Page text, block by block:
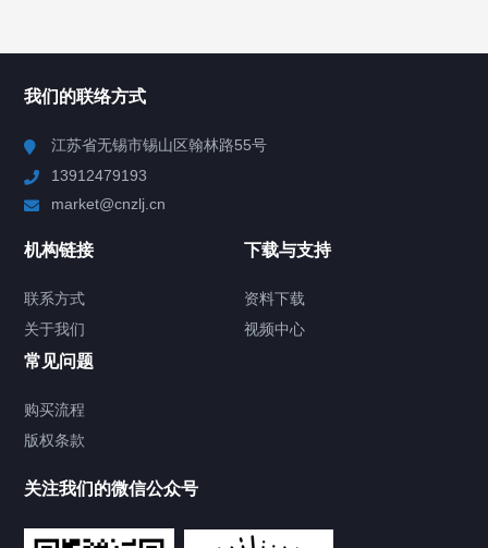
Chiller高精度制冷循环器
TCU温度控制单元
Chiller气体控温系统
我们的联络方式
江苏省无锡市锡山区翰林路55号
13912479193
market@cnzlj.cn
机构链接
联系方式
关于我们
下载与支持
资料下载
视频中心
常见问题
购买流程
版权条款
关注我们的微信公众号